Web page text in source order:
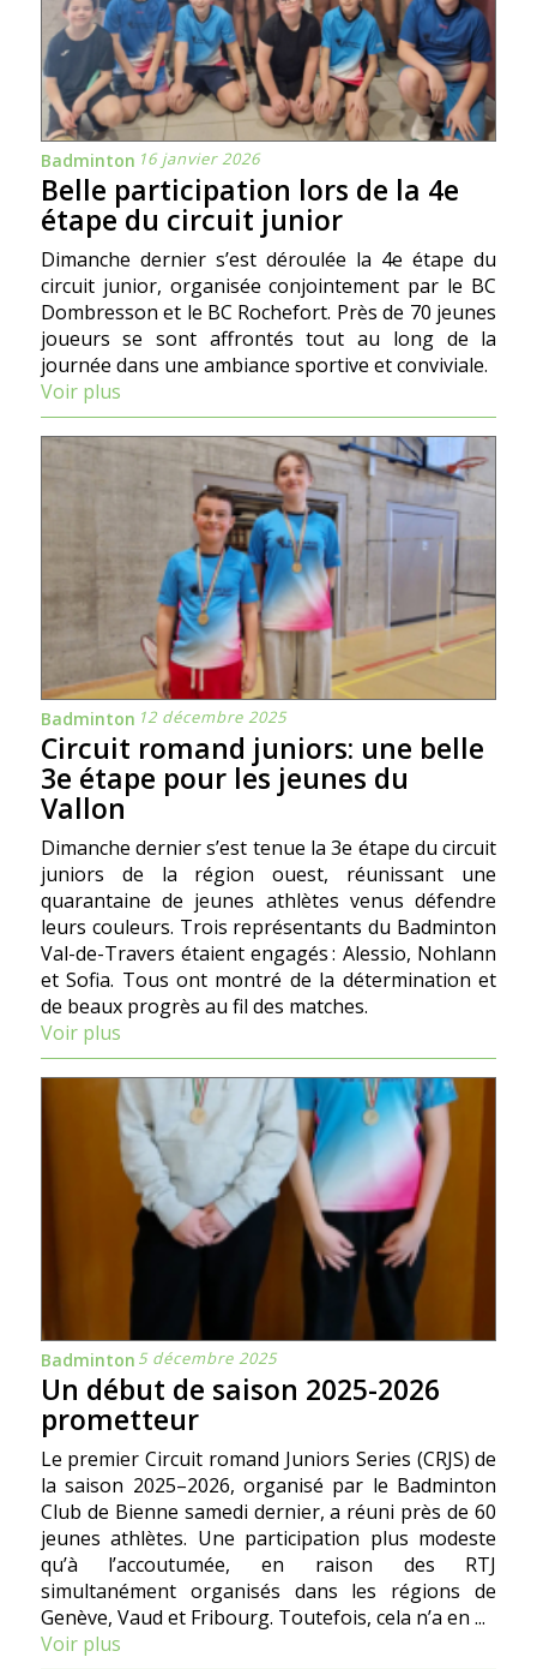
Badminton 16 janvier 2026
Belle participation lors de la 4e
étape du circuit junior
Dimanche dernier s’est déroulée la 4e étape du
circuit junior, organisée conjointement par le BC
Dombresson et le BC Rochefort. Près de 70 jeunes
joueurs se sont affrontés tout au long de la
journée dans une ambiance sportive et conviviale.
Voir plus
Badminton 12 décembre 2025
Circuit romand juniors: une belle
3e étape pour les jeunes du
Vallon
Dimanche dernier s’est tenue la 3e étape du circuit
juniors de la région ouest, réunissant une
quarantaine de jeunes athlètes venus défendre
leurs couleurs. Trois représentants du Badminton
Val-de-Travers étaient engagés : Alessio, Nohlann
et Sofia. Tous ont montré de la détermination et
de beaux progrès au fil des matches.
Voir plus
Badminton 5 décembre 2025
Un début de saison 2025-2026
prometteur
Le premier Circuit romand Juniors Series (CRJS) de
la saison 2025–2026, organisé par le Badminton
Club de Bienne samedi dernier, a réuni près de 60
jeunes athlètes. Une participation plus modeste
qu’à l’accoutumée, en raison des RTJ
simultanément organisés dans les régions de
Genève, Vaud et Fribourg. Toutefois, cela n’a en ...
Voir plus